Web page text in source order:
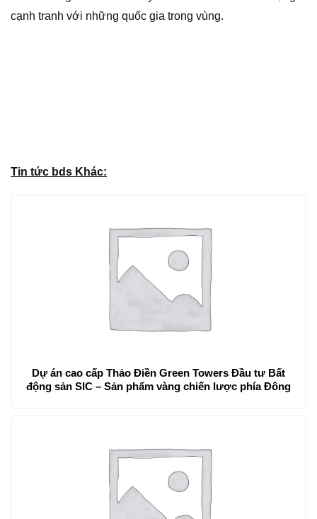
cạnh tranh với những quốc gia trong vùng.
Tin tức bds Khác:
Dự án cao cấp Thảo Điền Green Towers Đầu tư Bất
động sản SIC – Sản phẩm vàng chiến lược phía Đông